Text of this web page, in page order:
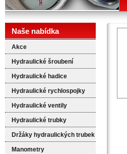
Naše nabídka
Akce
Hydraulické šroubení
Hydraulické hadice
Hydraulické rychlospojky
Hydraulické ventily
Hydraulické trubky
Držáky hydraulických trubek
Manometry